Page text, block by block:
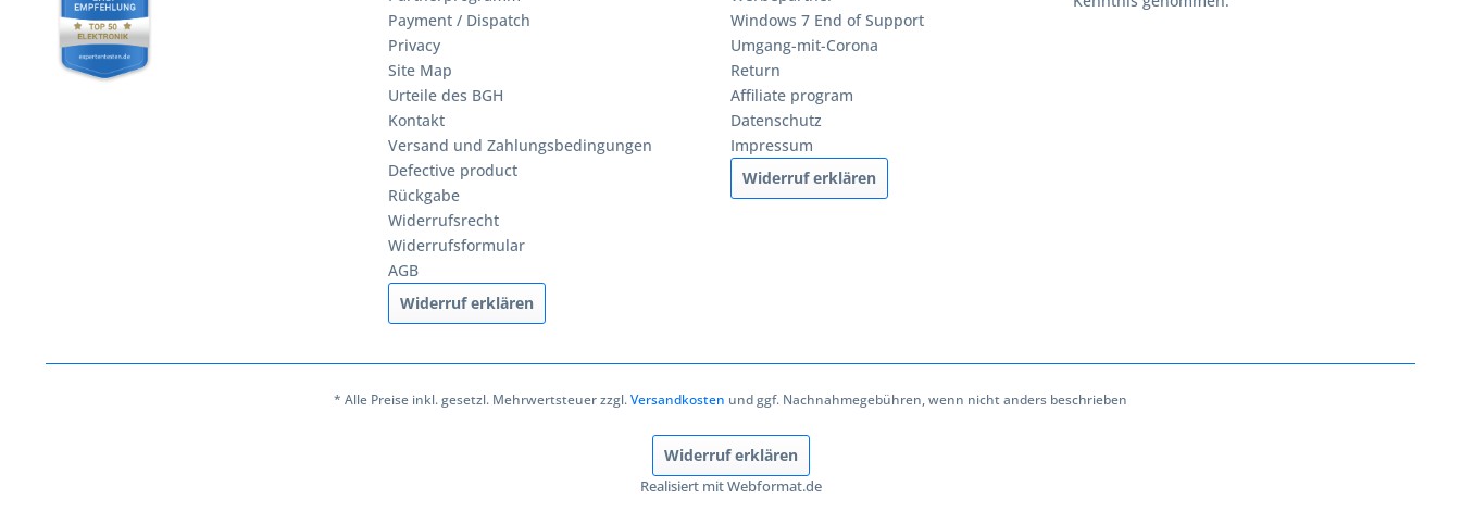
Payment / Dispatch
Privacy
Site Map
Urteile des BGH
Kontakt
Versand und Zahlungsbedingungen
Defective product
Rückgabe
Widerrufsrecht
Widerrufsformular
AGB
Widerruf erklären
Windows 7 End of Support
Umgang-mit-Corona
Return
Affiliate program
Datenschutz
Impressum
Widerruf erklären
* Alle Preise inkl. gesetzl. Mehrwertsteuer zzgl.Versandkosten und ggf. Nachnahmegebühren, wenn nicht anders beschrieben
Widerruf erklären
Realisiert mit Webformat.de